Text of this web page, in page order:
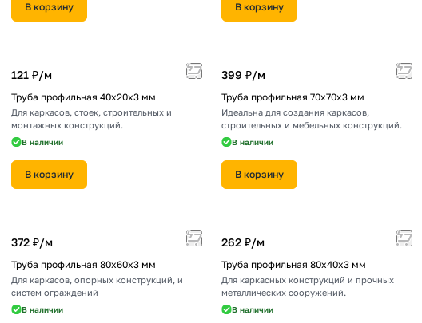
В корзину В корзину
121 ₽/м
Труба профильная 40х20х3 мм
Для каркасов, стоек, строительных и
монтажных конструкций.
В наличии
В корзину
399 ₽/м
Труба профильная 70х70х3 мм
Идеальна для создания каркасов,
строительных и мебельных конструкций.
В наличии
В корзину
372 ₽/м
Труба профильная 80х60х3 мм
Для каркасов, опорных конструкций, и
систем ограждений
В наличии
262 ₽/м
Труба профильная 80х40х3 мм
Для каркасных конструкций и прочных
металлических сооружений.
В наличии